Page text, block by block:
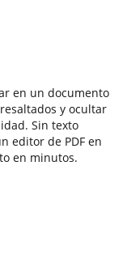
en un documento
y ocultar
Sin texto
editor de PDF en
en minutos.